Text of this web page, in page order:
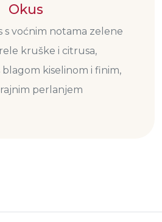
Okus
s voćnim notama zelene
kruške i citrusa,
kiselinom i finim,
perlanjem